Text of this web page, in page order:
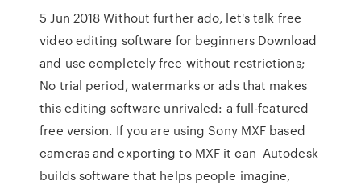
5 Jun 2018 Without further ado, let's talk free
video editing software for beginners Download
and use completely free without restrictions;
No trial period, watermarks or ads that makes
this editing software unrivaled: a full-featured
free version. If you are using Sony MXF based
cameras and exporting to MXF it can Autodesk
builds software that helps people imagine,